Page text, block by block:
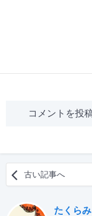
コメントを投
古い記事へ
たくらみ